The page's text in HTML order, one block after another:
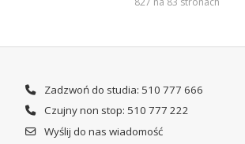
Zadzwoń do studia: 510 777 666
Czujny non stop: 510 777 222
Wyślij do nas wiadomość